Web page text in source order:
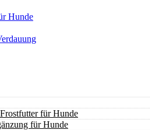
Hunde
für Hunde
für Hunde